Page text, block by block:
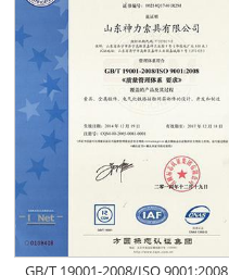
GB/T 19001-2008/ISO 9001:2008